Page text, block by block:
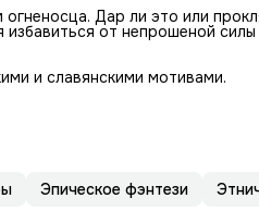
Дар ли это или
от непрошеной
и славянскими мотивами.
Эпическое фэнтези